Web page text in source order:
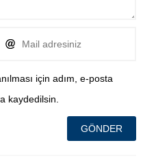
için adım, e-posta
kaydedilsin.